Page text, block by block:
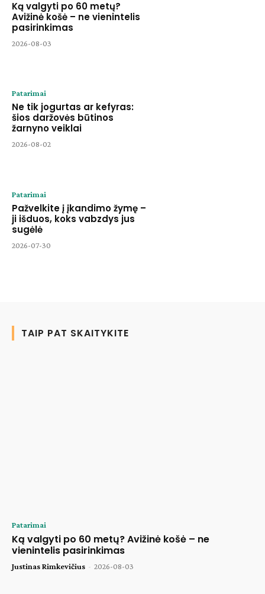
Ką valgyti po 60 metų?
Avižinė košė – ne vienintelis
pasirinkimas
2026-08-03
Patarimai
Ne tik jogurtas ar kefyras:
šios daržovės būtinos
žarnyno veiklai
2026-08-02
Patarimai
Pažvelkite į įkandimo žymę –
ji išduos, koks vabzdys jus
sugėlė
2026-07-30
TAIP PAT SKAITYKITE
Patarimai
Ką valgyti po 60 metų? Avižinė košė – ne
vienintelis pasirinkimas
Justinas Rimkevičius - 2026-08-03